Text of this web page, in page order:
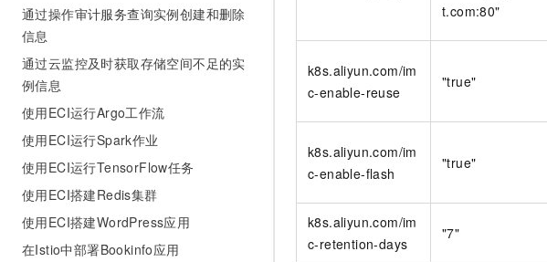
通过操作审计服务查询实例创建和删除
信息
通过云监控及时获取存储空间不足的实
例信息
使用ECI运行Argo工作流
使用ECI运行Spark作业
使用ECI运行TensorFlow任务
使用ECI搭建Redis集群
使用ECI搭建WordPress应用
在Istio中部署Bookinfo应用
t.com:80"
k8s.aliyun.com/im
c-enable-reuse
"true"
k8s.aliyun.com/im
c-enable-flash
"true"
k8s.aliyun.com/im
c-retention-days
"7"